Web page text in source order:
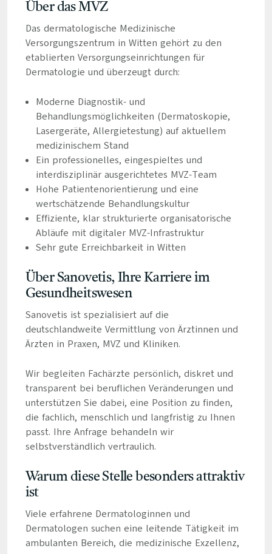
Über das MVZ
Das dermatologische Medizinische
Versorgungszentrum in Witten gehört zu den
etablierten Versorgungseinrichtungen für
Dermatologie und überzeugt durch:
Moderne Diagnostik- und
Behandlungsmöglichkeiten (Dermatoskopie,
Lasergeräte, Allergietestung) auf aktuellem
medizinischem Stand
Ein professionelles, eingespieltes und
interdisziplinär ausgerichtetes MVZ-Team
Hohe Patientenorientierung und eine
wertschätzende Behandlungskultur
Effiziente, klar strukturierte organisatorische
Abläufe mit digitaler MVZ-Infrastruktur
Sehr gute Erreichbarkeit in Witten
Über Sanovetis, Ihre Karriere im
Gesundheitswesen
Sanovetis ist spezialisiert auf die
deutschlandweite Vermittlung von Ärztinnen und
Ärzten in Praxen, MVZ und Kliniken.
Wir begleiten Fachärzte persönlich, diskret und
transparent bei beruflichen Veränderungen und
unterstützen Sie dabei, eine Position zu finden,
die fachlich, menschlich und langfristig zu Ihnen
passt. Ihre Anfrage behandeln wir
selbstverständlich vertraulich.
Warum diese Stelle besonders attraktiv
ist
Viele erfahrene Dermatologinnen und
Dermatologen suchen eine leitende Tätigkeit im
ambulanten Bereich, die medizinische Exzellenz,